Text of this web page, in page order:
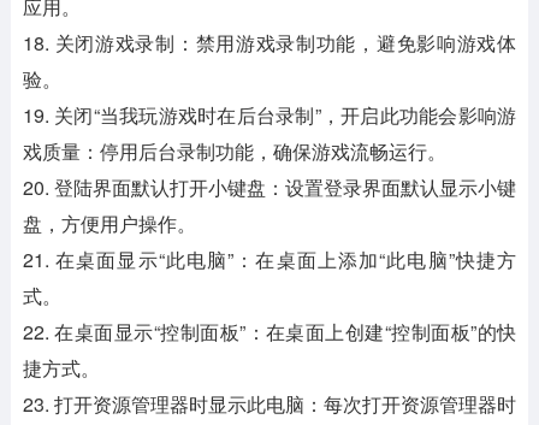
应用。
18. 关闭游戏录制：禁用游戏录制功能，避免影响游戏体
验。
19. 关闭“当我玩游戏时在后台录制”，开启此功能会影响游
戏质量：停用后台录制功能，确保游戏流畅运行。
20. 登陆界面默认打开小键盘：设置登录界面默认显示小键
盘，方便用户操作。
21. 在桌面显示“此电脑”：在桌面上添加“此电脑”快捷方
式。
22. 在桌面显示“控制面板”：在桌面上创建“控制面板”的快
捷方式。
23. 打开资源管理器时显示此电脑：每次打开资源管理器时